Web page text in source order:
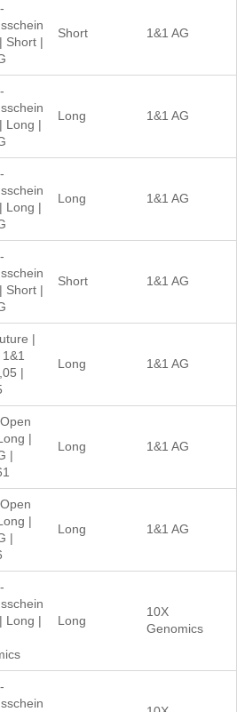
Short |
Short 1&1 AG
Long |
Long 1&1 AG
Long |
Long 1&1 AG
Short |
Short 1&1 AG
|
|
Long 1&1 AG
|
|
Long 1&1 AG
|
|
Long 1&1 AG
Long |
Long
10X
Genomics